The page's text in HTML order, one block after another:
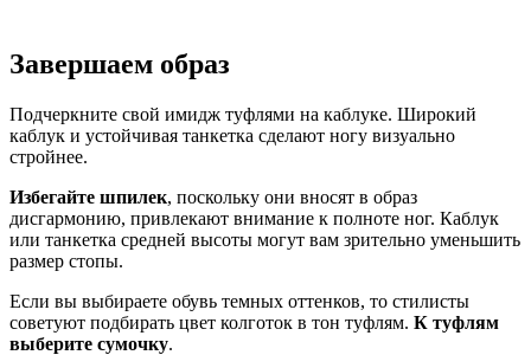
Завершаем образ
Подчеркните свой имидж туфлями на каблуке. Широкий
каблук и устойчивая танкетка сделают ногу визуально
стройнее.
Избегайте шпилек, поскольку они вносят в образ
дисгармонию, привлекают внимание к полноте ног. Каблук
или танкетка средней высоты могут вам зрительно уменьшить
размер стопы.
Если вы выбираете обувь темных оттенков, то стилисты
советуют подбирать цвет колготок в тон туфлям. К туфлям
выберите сумочку.